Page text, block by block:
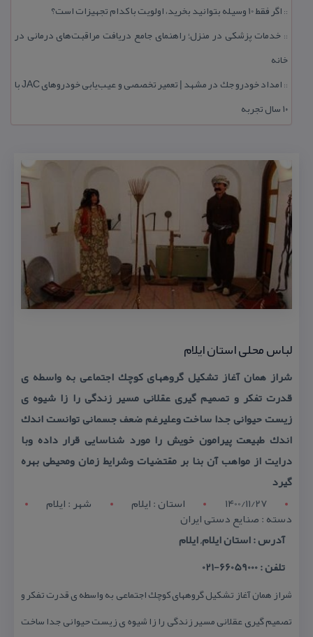
:: اگر فقط 10 وسیله بتوانید بخرید، اولویت با كدام تجهیزات است؟
:: خدمات پزشكی در منزل؛ راهنمای جامع دریافت مراقبت‌های درمانی در
خانه
::
امداد خودرو جك در مشهد | تعمیر تخصصی و عیب‌یابی خودروهای JAC با
۱۰ سال تجربه
لباس محلی استان ایلام
شراز همان آغاز تشكیل گروههای كوچك اجتماعی به واسطه ی
قدرت تفكر و تصمیم گیری عقلانی مسیر زندگی را زا شیوه ی
زیست حیوانی جدا ساخت وعلیرغم ضعف جسمانی توانست اندك
اندك طبیعت پیرامون خویش را مورد شناسایی قرار داده وبا
درایت از مواهب آن بنا بر مقتضیات وشرایط زمان ومحیطی بهره
گیرد
1400/11/27
استان : ايلام شهر : ایلام
دسته : صنایع دستی ایران
آدرس : استان ایلام, ایلام
تلفن : 66059000-021
شراز همان آغاز تشكیل گروههای كوچك اجتماعی به واسطه ی قدرت تفكر و
تصمیم گیری عقلانی مسیر زندگی را زا شیوه ی زیست حیوانی جدا ساخت